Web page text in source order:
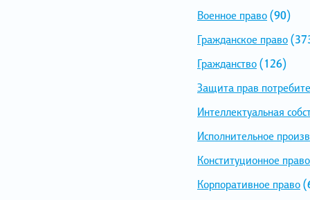
Военное право(90)
Гражданское право
Гражданство(126)
Защита прав
Интеллектуальная
Исполнительное
Конституционное право
Корпоративное право